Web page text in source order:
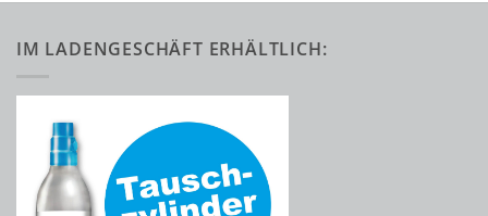
IM LADENGESCHÄFT ERHÄLTLICH: